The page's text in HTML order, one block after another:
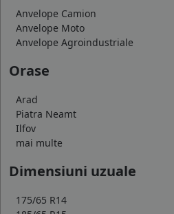
Anvelope Camion
Anvelope Moto
Anvelope Agroindustriale
Orase
Arad
Piatra Neamt
Ilfov
mai multe
Dimensiuni uzuale
175/65 R14